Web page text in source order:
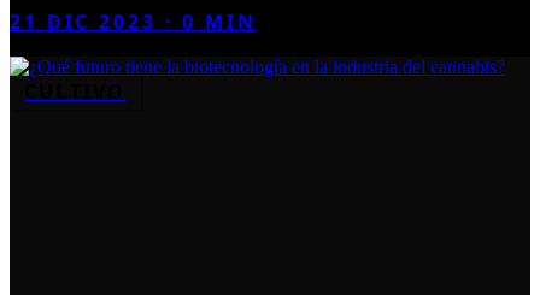
21 DIC 2023 ·0 MIN